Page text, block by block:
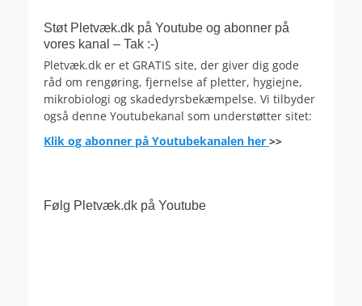
Støt Pletvæk.dk på Youtube og abonner på
vores kanal – Tak :-)
Pletvæk.dk er et GRATIS site, der giver dig gode
råd om rengøring, fjernelse af pletter, hygiejne,
mikrobiologi og skadedyrsbekæmpelse. Vi tilbyder
også denne Youtubekanal som understøtter sitet:
Klik og abonner på Youtubekanalen her >>
Følg Pletvæk.dk på Youtube